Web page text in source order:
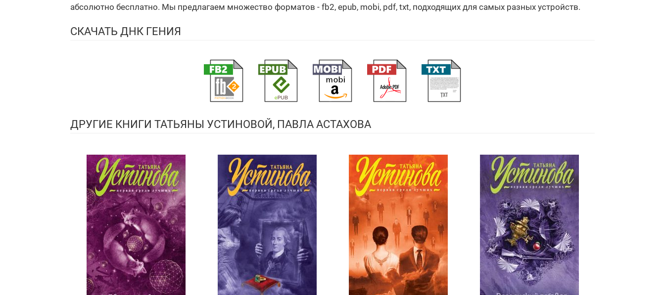
абсолютно бесплатно. Мы предлагаем множество форматов - fb2, epub, mobi, pdf, txt, подходящих для самых разных устройств.
СКАЧАТЬ ДНК ГЕНИЯ
ДРУГИЕ КНИГИ ТАТЬЯНЫ УСТИНОВОЙ, ПАВЛА АСТАХОВА